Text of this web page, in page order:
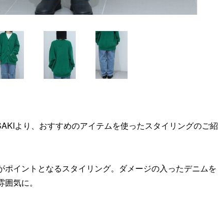
より、おすすめのアイテムを使ったスタイリングのご紹
ポイントとなるスタイリング。ダメージの入ったデニムを
気に。